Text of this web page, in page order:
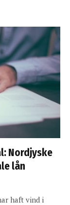
Nordjyske
lån
haft vind i